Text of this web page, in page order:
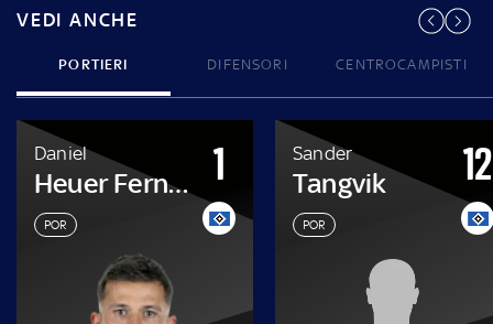
VEDI ANCHE
PORTIERI DIFENSORI CENTROCAMPISTI
Daniel
Heuer Fernandes
POR
1 Sander
Tangvik
POR
12